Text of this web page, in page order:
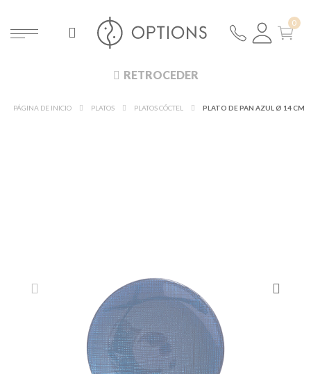
RETROCEDER
PÁGINA DE INICIO PLATOS PLATOS CÓCTEL PLATO DE PAN AZUL Ø 14 CM